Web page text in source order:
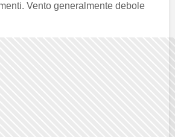
Vento generalmente debole